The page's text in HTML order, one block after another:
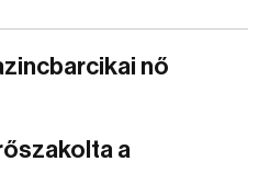
nő
a